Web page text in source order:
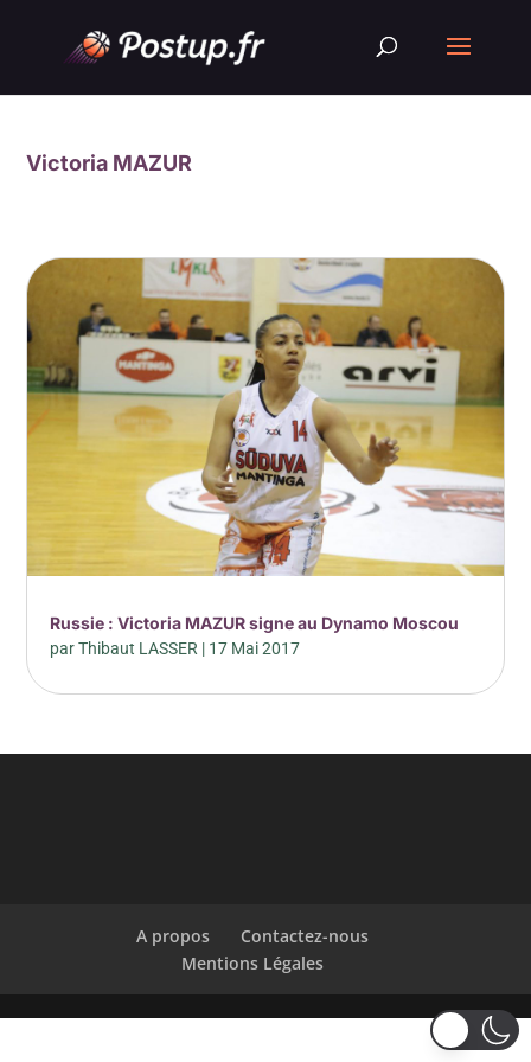
Victoria MAZUR
Russie : Victoria MAZUR signe au Dynamo Moscou
parThibaut LASSER | 17 Mai 2017
A propos
Contactez-nous
Mentions Légales